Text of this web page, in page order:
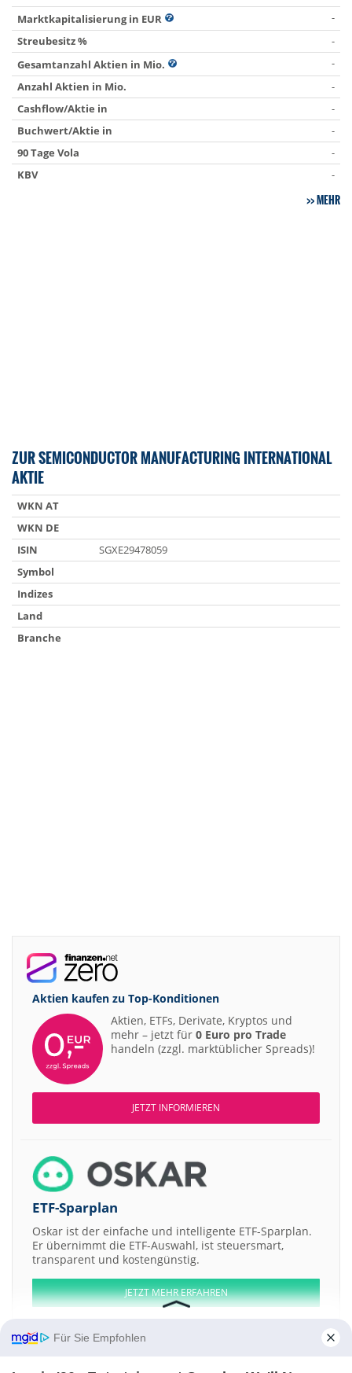
Marktkapitalisierung in EUR
-
Streubesitz %
-
Gesamtanzahl Aktien in Mio.
-
Anzahl Aktien in Mio.
-
Cashflow/Aktie in
-
Buchwert/Aktie in
-
90 Tage Vola
-
KBV
-
MEHR
ZUR SEMICONDUCTOR MANUFACTURING INTERNATIONAL
AKTIE
WKN AT
WKN DE
ISIN
SGXE29478059
Symbol
Indizes
Land
Branche
Aktien kaufen zu Top-Konditionen
Aktien, ETFs, Derivate, Kryptos und
mehr – jetzt für 0 Euro pro Trade
handeln (zzgl. marktüblicher Spreads)!
JETZT INFORMIEREN
ETF-Sparplan
Oskar ist der einfache und intelligente ETF-Sparplan.
Er übernimmt die ETF-Auswahl, ist steuersmart,
transparent und kostengünstig.
JETZT MEHR ERFAHREN
Für Sie Empfohlen